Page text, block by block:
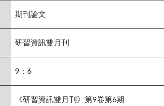
期刊論文
研習資訊雙月刊
9：6
《研習資訊雙月刊》第9卷第6期